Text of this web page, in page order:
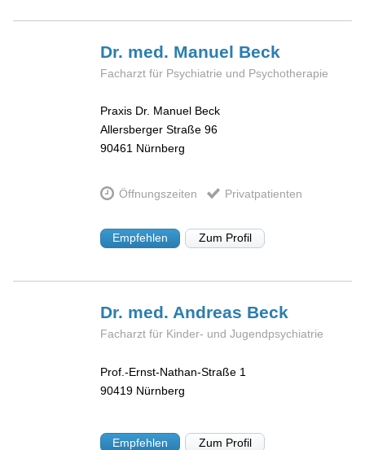
Dr. med. Manuel Beck
Facharzt für Psychiatrie und Psychotherapie
Praxis Dr. Manuel Beck
Allersberger Straße 96
90461 Nürnberg
Öffnungszeiten Privatpatienten
Empfehlen Zum Profil
Dr. med. Andreas Beck
Facharzt für Kinder- und Jugendpsychiatrie
Prof.-Ernst-Nathan-Straße 1
90419 Nürnberg
Empfehlen Zum Profil